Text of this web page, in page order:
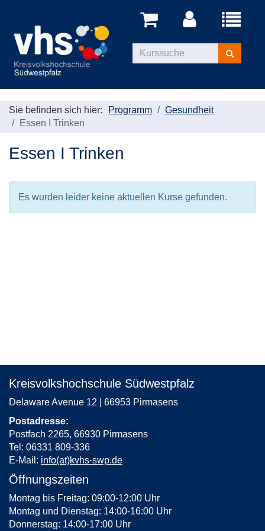
Menü
Kurse
suchen
Sie befinden sich hier: Programm
Gesundheit
Essen I Trinken
Essen I Trinken
Es wurden leider keine aktuellen Kurse gefunden.
Kreisvolkshochschule Südwestpfalz
Delaware Avenue 12 | 66953 Pirmasens
Postadresse:
Postfach 2265, 66930 Pirmasens
Tel: 06331 809-336
E-Mail: info(at)kvhs-swp.de
Öffnungszeiten
Montag bis Freitag: 09:00-12:00 Uhr
Montag und Dienstag: 14:00-16:00 Uhr
Donnerstag: 14:00-17:00 Uhr